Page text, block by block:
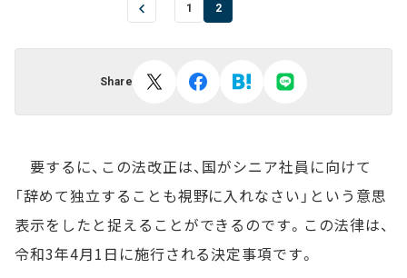
1 2
Share
要するに、この法改正は、国がシニア社員に向けて
「辞めて独立することも視野に入れなさい」という意思
表示をしたと捉えることができるのです。この法律は、
令和3年4月1日に施行される決定事項です。